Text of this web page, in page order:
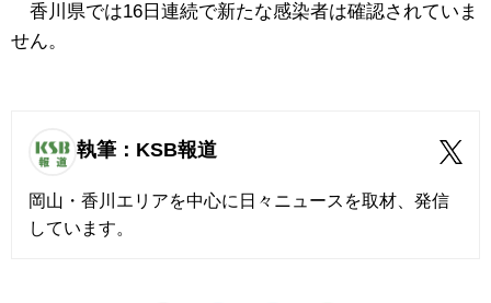
香川県では16日連続で新たな感染者は確認されていま
せん。
執筆：KSB報道
岡山・香川エリアを中心に日々ニュースを取材、発信
しています。